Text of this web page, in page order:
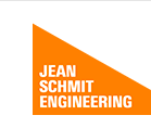
contenu